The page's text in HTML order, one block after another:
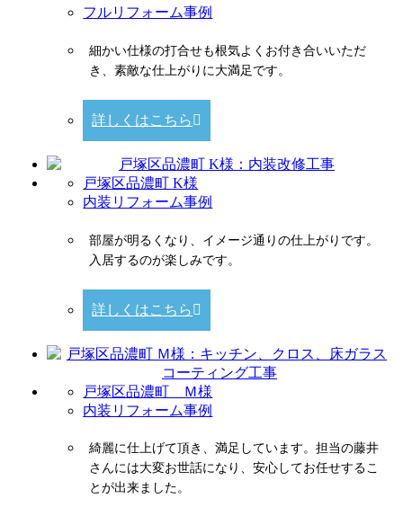
フルリフォーム事例
細かい仕様の打合せも根気よくお付き合いいただ
き、素敵な仕上がりに大満足です。
詳しくはこちら
戸塚区品濃町 K様
内装リフォーム事例
部屋が明るくなり、イメージ通りの仕上がりです。
入居するのが楽しみです。
詳しくはこちら
戸塚区品濃町 Ｍ様
内装リフォーム事例
綺麗に仕上げて頂き、満足しています。担当の藤井
さんには大変お世話になり、安心してお任せするこ
とが出来ました。